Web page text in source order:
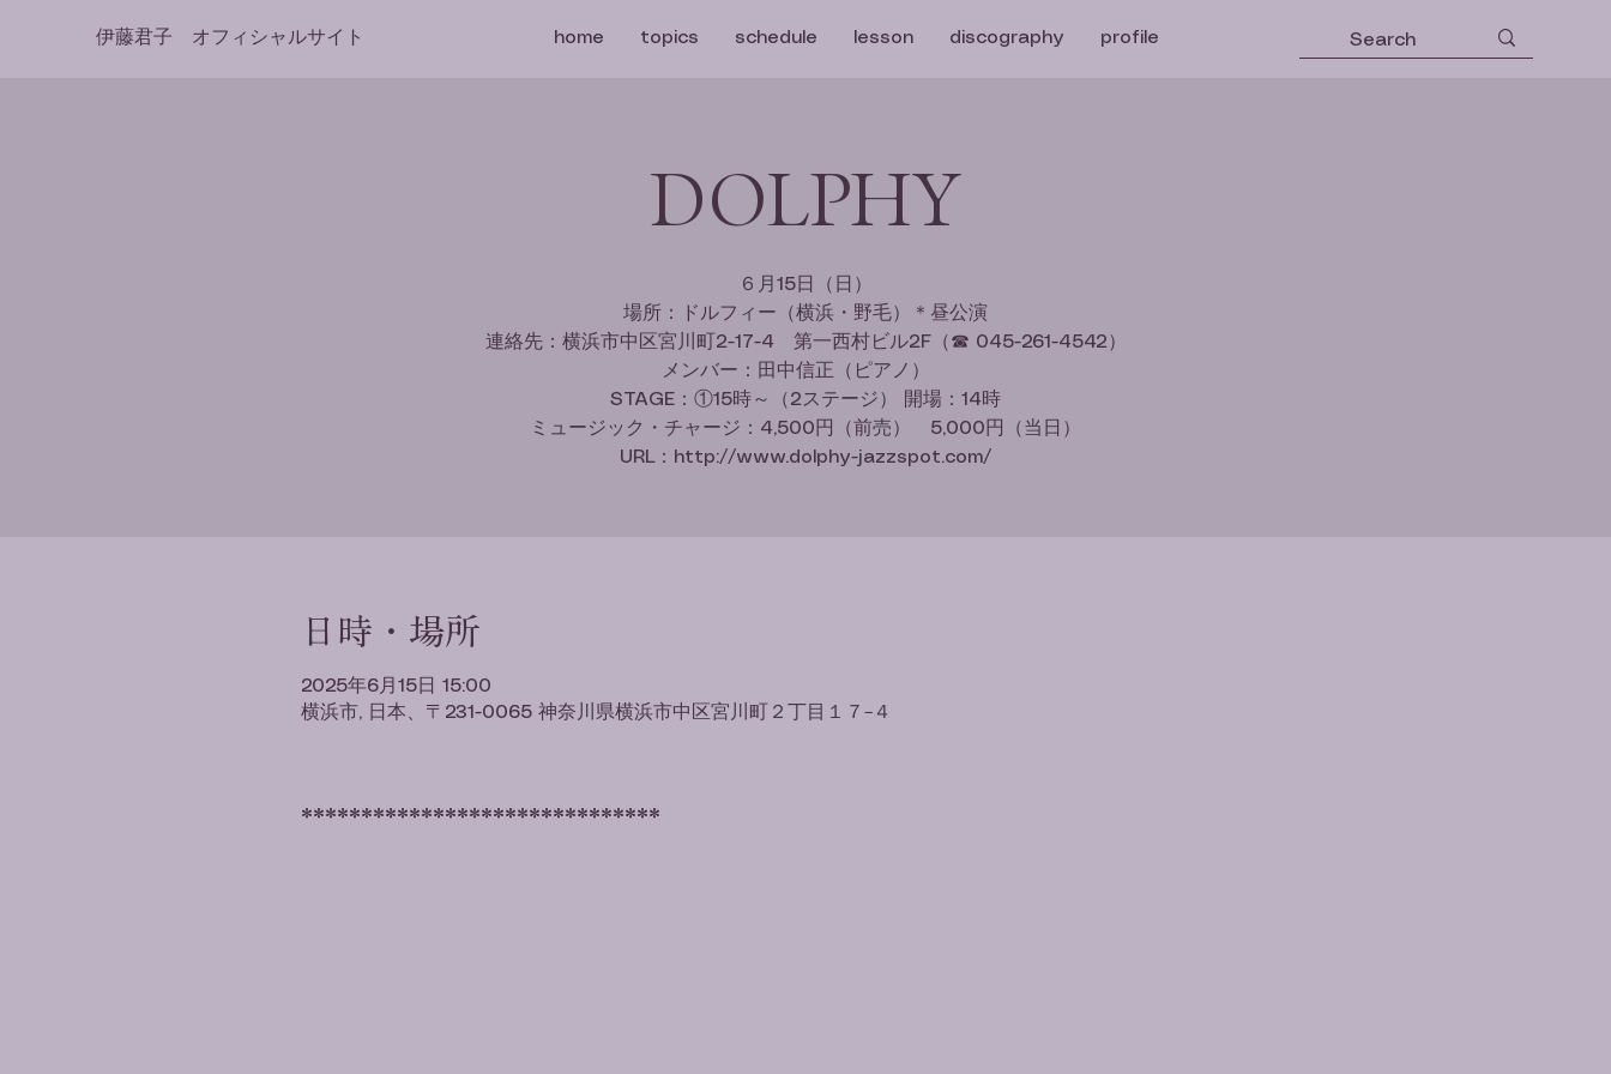
伊藤君子 オフィシャルサイト home topics schedule lesson discography profile
DOLPHY
６月15日（日）
場所：ドルフィー（横浜・野毛）＊昼公演
連絡先：横浜市中区宮川町2-17-4 第一西村ビル2F（☎ 045-261-4542）
メンバー：田中信正（ピアノ）
STAGE：①15時～（2ステージ） 開場：14時
ミュージック・チャージ：4,500円（前売） 5,000円（当日）
URL：http://www.dolphy-jazzspot.com/
日時・場所
2025年6月15日 15:00
横浜市, 日本、〒231-0065 神奈川県横浜市中区宮川町２丁目１７−４
******************************